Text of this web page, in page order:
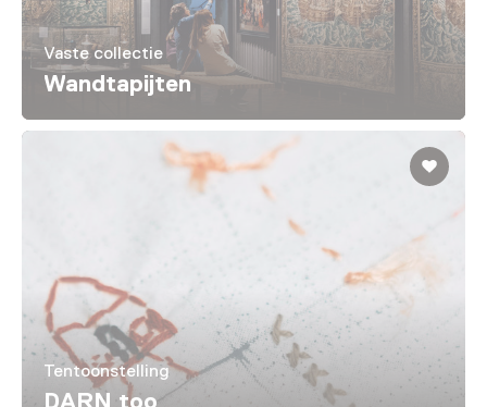
Vaste collectie
Wandtapijten
Tentoonstelling
DARN too